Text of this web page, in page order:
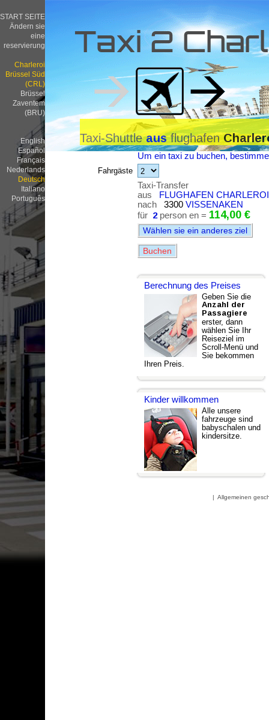
START SEITE
Ändern sie
eine
reservierung
Charleroi
Brüssel Süd
(CRL)
Brüssel
Zaventem
(BRU)
English
Español
Français
Nederlands
Deutsch
Italiano
Português
Taxi 2
Taxi-Shuttleausflughafen
Um ein taxi zu buchen,
Fahrgäste
Taxi-Transfer
aus FLUGHAFEN
nach 3300 VISSENAKEN
für 2 person en = 114,00 €
Berechnung des Preises
Geben Sie die
Anzahl der
Passagiere
erster, dann
wählen Sie Ihr
Reiseziel im
Scroll-Menü und
Sie bekommen
Ihren Preis.
Kinder willkommen
Alle unsere
fahrzeuge sind
babyschalen und
kindersitze.
| Allgemeinen